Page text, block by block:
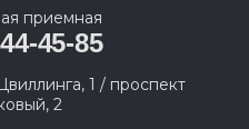
приемная
45-85
1 / проспект
2